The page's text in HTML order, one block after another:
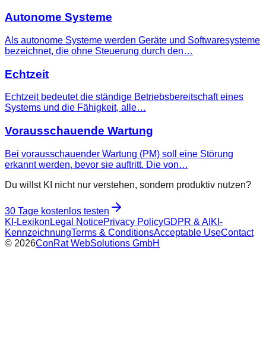
Autonome Systeme
Als autonome Systeme werden Geräte und Softwaresysteme
bezeichnet, die ohne Steuerung durch den…
Echtzeit
Echtzeit bedeutet die ständige Betriebsbereitschaft eines
Systems und die Fähigkeit, alle…
Vorausschauende Wartung
Bei vorausschauender Wartung (PM) soll eine Störung
erkannt werden, bevor sie auftritt. Die von…
Du willst KI nicht nur verstehen, sondern produktiv nutzen?
30 Tage kostenlos testen
KI-Lexikon Legal NoticePrivacy PolicyGDPR & AI KI-
KennzeichnungTerms & ConditionsAcceptable UseContact
© 2026ConRat WebSolutions GmbH